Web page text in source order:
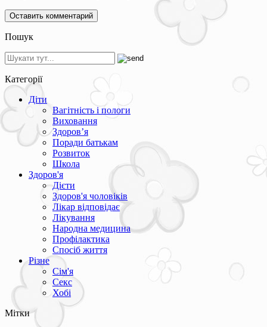
Пошук
Категорії
Діти
Вагітність і пологи
Виховання
Здоров’я
Поради батькам
Розвиток
Школа
Здоров'я
Дієти
Здоров'я чоловіків
Лікар відповідає
Лікування
Народна медицина
Профілактика
Спосіб життя
Різне
Сім'я
Секс
Хобі
Мітки